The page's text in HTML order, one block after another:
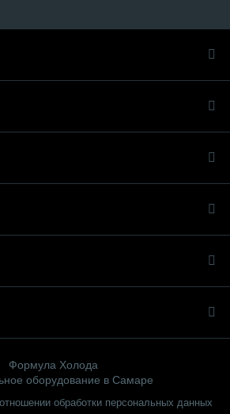
Формула Холода
оборудование в Самаре
обработки персональных данных